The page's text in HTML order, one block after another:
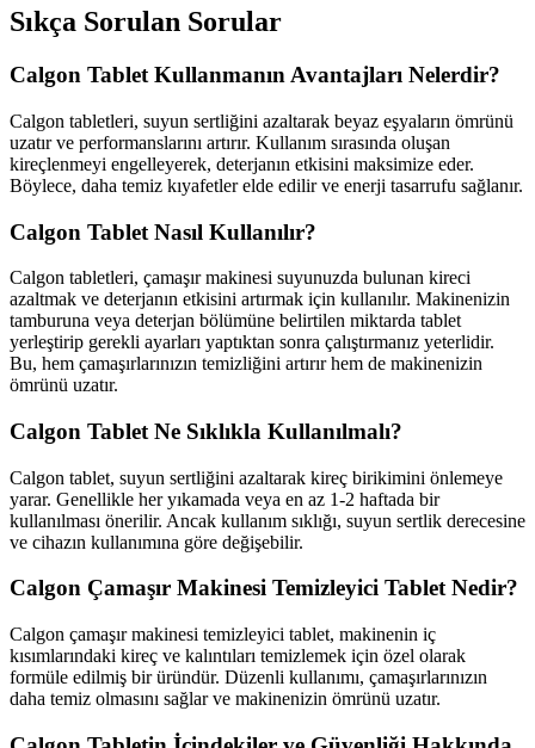
Sıkça Sorulan Sorular
Calgon Tablet Kullanmanın Avantajları Nelerdir?
Calgon tabletleri, suyun sertliğini azaltarak beyaz eşyaların ömrünü
uzatır ve performanslarını artırır. Kullanım sırasında oluşan
kireçlenmeyi engelleyerek, deterjanın etkisini maksimize eder.
Böylece, daha temiz kıyafetler elde edilir ve enerji tasarrufu sağlanır.
Calgon Tablet Nasıl Kullanılır?
Calgon tabletleri, çamaşır makinesi suyunuzda bulunan kireci
azaltmak ve deterjanın etkisini artırmak için kullanılır. Makinenizin
tamburuna veya deterjan bölümüne belirtilen miktarda tablet
yerleştirip gerekli ayarları yaptıktan sonra çalıştırmanız yeterlidir.
Bu, hem çamaşırlarınızın temizliğini artırır hem de makinenizin
ömrünü uzatır.
Calgon Tablet Ne Sıklıkla Kullanılmalı?
Calgon tablet, suyun sertliğini azaltarak kireç birikimini önlemeye
yarar. Genellikle her yıkamada veya en az 1-2 haftada bir
kullanılması önerilir. Ancak kullanım sıklığı, suyun sertlik derecesine
ve cihazın kullanımına göre değişebilir.
Calgon Çamaşır Makinesi Temizleyici Tablet Nedir?
Calgon çamaşır makinesi temizleyici tablet, makinenin iç
kısımlarındaki kireç ve kalıntıları temizlemek için özel olarak
formüle edilmiş bir üründür. Düzenli kullanımı, çamaşırlarınızın
daha temiz olmasını sağlar ve makinenizin ömrünü uzatır.